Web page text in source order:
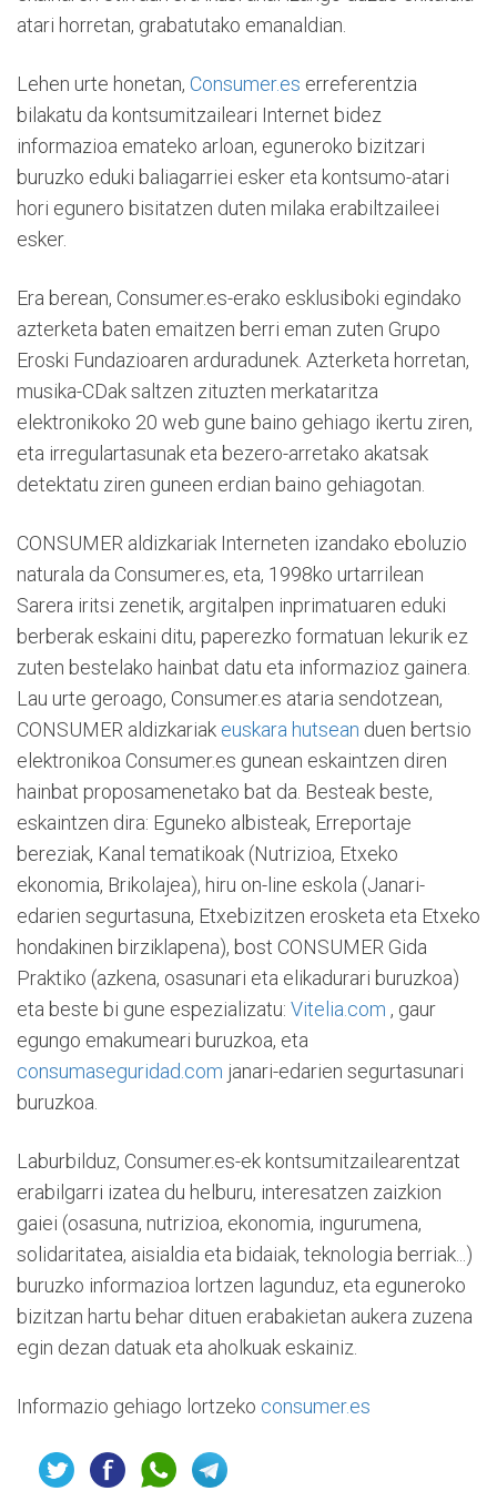
atari horretan, grabatutako emanaldian.
Lehen urte honetan, Consumer.es erreferentzia
bilakatu da kontsumitzaileari Internet bidez
informazioa emateko arloan, eguneroko bizitzari
buruzko eduki baliagarriei esker eta kontsumo-atari
hori egunero bisitatzen duten milaka erabiltzaileei
esker.
Era berean, Consumer.es-erako esklusiboki egindako
azterketa baten emaitzen berri eman zuten Grupo
Eroski Fundazioaren arduradunek. Azterketa horretan,
musika-CDak saltzen zituzten merkataritza
elektronikoko 20 web gune baino gehiago ikertu ziren,
eta irregulartasunak eta bezero-arretako akatsak
detektatu ziren guneen erdian baino gehiagotan.
CONSUMER aldizkariak Interneten izandako eboluzio
naturala da Consumer.es, eta, 1998ko urtarrilean
Sarera iritsi zenetik, argitalpen inprimatuaren eduki
berberak eskaini ditu, paperezko formatuan lekurik ez
zuten bestelako hainbat datu eta informazioz gainera.
Lau urte geroago, Consumer.es ataria sendotzean,
CONSUMER aldizkariak euskara hutsean duen bertsio
elektronikoa Consumer.es gunean eskaintzen diren
hainbat proposamenetako bat da. Besteak beste,
eskaintzen dira: Eguneko albisteak, Erreportaje
bereziak, Kanal tematikoak (Nutrizioa, Etxeko
ekonomia, Brikolajea), hiru on-line eskola (Janari-
edarien segurtasuna, Etxebizitzen erosketa eta Etxeko
hondakinen birziklapena), bost CONSUMER Gida
Praktiko (azkena, osasunari eta elikadurari buruzkoa)
eta beste bi gune espezializatu: Vitelia.com , gaur
egungo emakumeari buruzkoa, eta
consumaseguridad.com janari-edarien segurtasunari
buruzkoa.
Laburbilduz, Consumer.es-ek kontsumitzailearentzat
erabilgarri izatea du helburu, interesatzen zaizkion
gaiei (osasuna, nutrizioa, ekonomia, ingurumena,
solidaritatea, aisialdia eta bidaiak, teknologia berriak...)
buruzko informazioa lortzen lagunduz, eta eguneroko
bizitzan hartu behar dituen erabakietan aukera zuzena
egin dezan datuak eta aholkuak eskainiz.
Informazio gehiago lortzeko consumer.es